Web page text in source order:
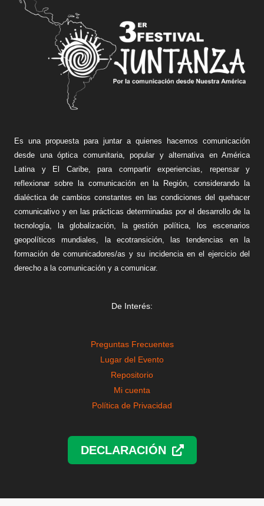
Es una propuesta para juntar a quienes hacemos comunicación
desde una óptica comunitaria, popular y alternativa en América
Latina y El Caribe, para compartir experiencias, repensar y
reflexionar sobre la comunicación en la Región, considerando la
dialéctica de cambios constantes en las condiciones del quehacer
comunicativo y en las prácticas determinadas por el desarrollo de la
tecnología, la globalización, la gestión política, los escenarios
geopolíticos mundiales, la ecotransición, las tendencias en la
formación de comunicadores/as y su incidencia en el ejercicio del
derecho a la comunicación y a comunicar.
De Interés:
Preguntas Frecuentes
Lugar del Evento
Repositorio
Mi cuenta
Política de Privacidad
DECLARACIÓN